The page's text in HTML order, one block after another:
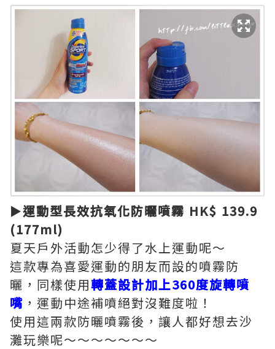
►運動型長效抗氧化防曬噴霧 HK$ 139.9
(177ml)
夏天戶外活動怎少得了水上運動呢～
這款專為喜愛運動的朋友而設的噴霧防
曬，同樣使用轉蓋設計加上360度旋轉噴
嘴 ，運動中途補噴絕對沒難度啦！
使用這兩款防曬噴霧後，讓人都好想去沙
灘玩樂呢～～～～～～～